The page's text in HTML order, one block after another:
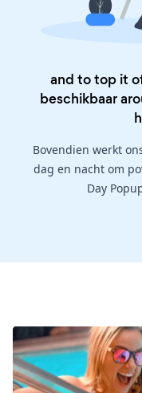
and to top it
beschikbaar
Bovendien werkt
dag en nacht om
Day